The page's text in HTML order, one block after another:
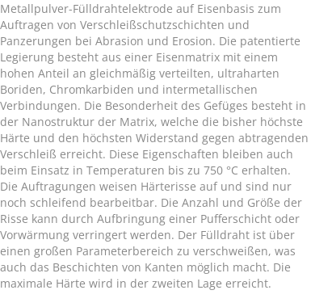
Metallpulver-Fülldrahtelektrode auf Eisenbasis zum
Auftragen von Verschleißschutzschichten und
Panzerungen bei Abrasion und Erosion. Die patentierte
Legierung besteht aus einer Eisenmatrix mit einem
hohen Anteil an gleichmäßig verteilten, ultraharten
Boriden, Chromkarbiden und intermetallischen
Verbindungen. Die Besonderheit des Gefüges besteht in
der Nanostruktur der Matrix, welche die bisher höchste
Härte und den höchsten Widerstand gegen abtragenden
Verschleiß erreicht. Diese Eigenschaften bleiben auch
beim Einsatz in Temperaturen bis zu 750 °C erhalten.
Die Auftragungen weisen Härterisse auf und sind nur
noch schleifend bearbeitbar. Die Anzahl und Größe der
Risse kann durch Aufbringung einer Pufferschicht oder
Vorwärmung verringert werden. Der Fülldraht ist über
einen großen Parameterbereich zu verschweißen, was
auch das Beschichten von Kanten möglich macht. Die
maximale Härte wird in der zweiten Lage erreicht.